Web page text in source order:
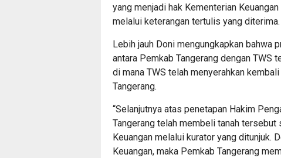
yang menjadi hak Kementerian
melalui keterangan tertulis yang diterima.
Lebih jauh Doni mengungkapkan
antara Pemkab Tangerang dengan TWS
di mana TWS telah menyerahkan
Tangerang.
“Selanjutnya atas penetapan Hakim
Tangerang telah membeli tanah
Keuangan melalui kurator yang ditunjuk.
Keuangan, maka Pemkab Tangerang